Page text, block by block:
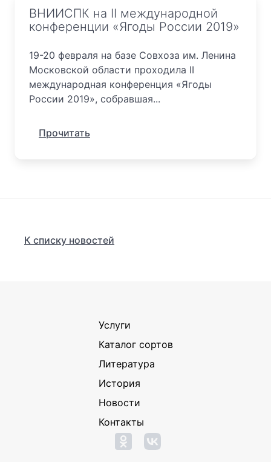
ВНИИСПК на II международной
конференции «Ягоды России 2019»
19-20 февраля на базе Совхоза им. Ленина
Московской области проходила II
международная конференция «Ягоды
России 2019», собравшая...
Прочитать
К списку новостей
Услуги
Каталог сортов
Литература
История
Новости
Контакты